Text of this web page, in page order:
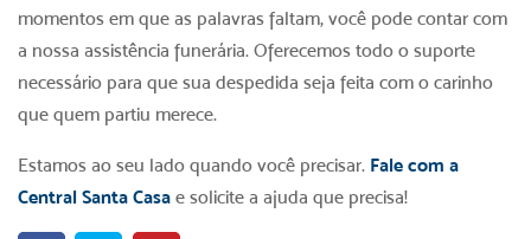
momentos em que as palavras faltam, você pode contar com
a nossa assistência funerária. Oferecemos todo o suporte
necessário para que sua despedida seja feita com o carinho
que quem partiu merece.
Estamos ao seu lado quando você precisar. Fale com a
Central Santa Casa e solicite a ajuda que precisa!